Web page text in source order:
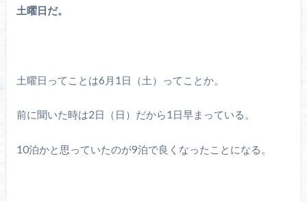
土曜日だ。
土曜日ってことは6月1日（土）ってことか。
前に聞いた時は2日（日）だから1日早まっている。
10泊かと思っていたのが9泊で良くなったことになる。